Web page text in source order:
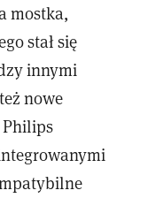
mostka,
stał się
innymi
nowe
Philips